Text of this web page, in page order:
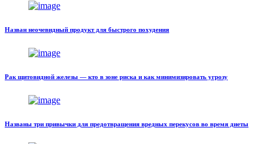
Назван неочевидный продукт для быстрого похудения
Рак щитовидной железы — кто в зоне риска и как минимизировать угрозу
Названы три привычки для предотвращения вредных перекусов во время диеты